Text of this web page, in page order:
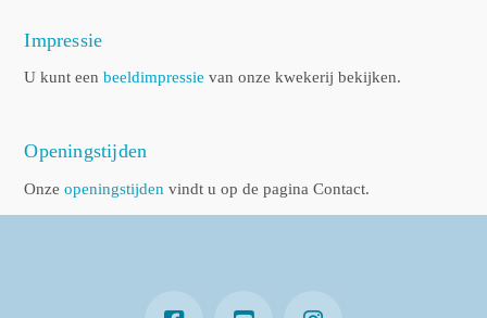
Impressie
U kunt eenbeeldimpressie van onze kwekerij bekijken.
Openingstijden
Onzeopeningstijden vindt u op de pagina Contact.